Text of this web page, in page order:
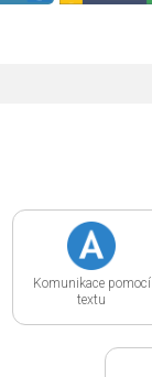
Komunikace pomocí
textu